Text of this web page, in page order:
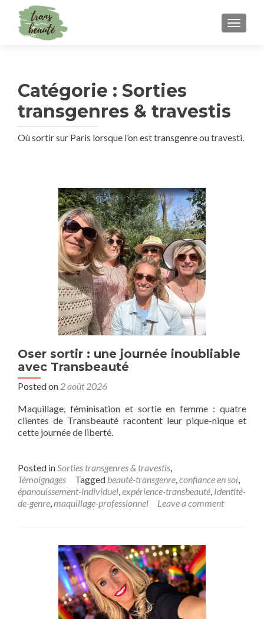
Catégorie : Sorties
transgenres & travestis
Où sortir sur Paris lorsque l’on est transgenre ou travesti.
Oser sortir : une journée inoubliable
avec Transbeauté
Posted on 2 août 2026
Maquillage, féminisation et sortie en femme : quatre
clientes de Transbeauté racontent leur pique-nique et
cette journée de liberté.
Posted inSorties transgenres & travestis,
Témoignages
Tagged beauté-transgenre,confiance en soi,
épanouissement-individuel,expérience-transbeauté, Identité-
de-genre,maquillage-professionnel Leave a comment
Navigation
articles